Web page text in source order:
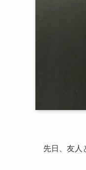
先日、友人